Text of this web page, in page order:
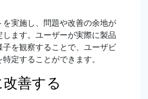
を実施し、問題や改善の余地が
します。ユーザーが実際に製品
子を観察することで、ユーザビ
定することができます。
善する